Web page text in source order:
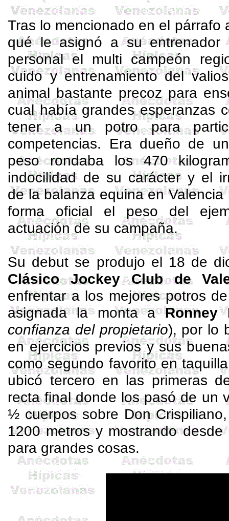
Tras lo mencionado en el párrafo
qué le asignó a su entrenador
personal el multicampeón
cuido y entrenamiento del
animal bastante precoz para
cual había grandes esperanzas
tener a un potro para
competencias. Era dueño de
peso rondaba los 470
indocilidad de su carácter y el
de la balanza equina en
forma oficial el peso del
actuación de su campaña.
Su debut se produjo el 18 de
Clásico Jockey Club de
enfrentar a los mejores potros
asignada la monta aRonney
confianza del propietario), por lo
en ejercicios previos y sus
como segundo favorito en
ubicó tercero en las primeras
recta final donde los pasó de un
½ cuerpos sobre DonCrispiliano
1200 metros y mostrando
para grandes cosas.